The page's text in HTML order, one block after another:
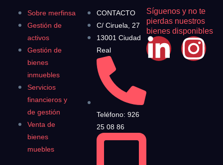
Sobre merfinsa
Gestión de
activos
Gestión de
bienes
inmuebles
Servicios
financieros y
de gestión
Venta de
bienes
muebles
CONTACTO
C/ Ciruela, 27
13001 Ciudad
Real
Teléfono: 926
25 08 86
Síguenos y no te
pierdas nuestros
bienes disponibles